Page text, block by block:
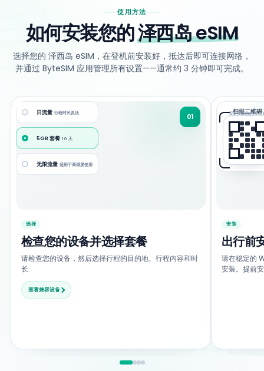
使用方法
如何安装您的泽西岛 eSIM
选择您的 泽西岛 eSIM，在登机前安装好，抵达后即可连接网络，
并通过 ByteSIM 应用管理所有设置——通常约 3 分钟即可完成。
01
日流量 行程时长灵活
5GB 套餐 10 天
无限流量 适用于高强度使用
选择
检查您的设备并选择套餐
请检查您的设备，然后选择行程的目的地、行程内容和时
长.
查看兼容设备
扫描二维码
安全安装您的
安装
出行前
请在稳定的
安装。提前